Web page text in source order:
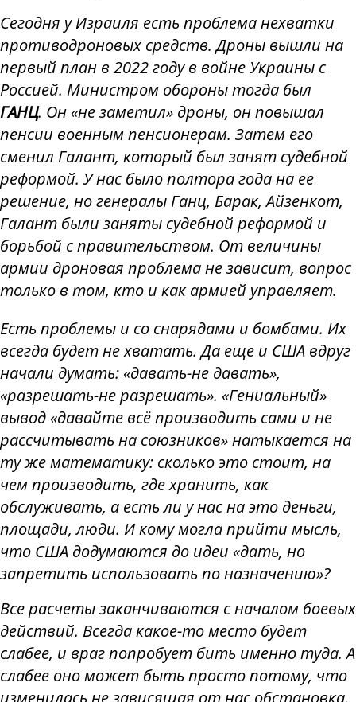
Сегодня у Израиля есть проблема нехватки
противодроновых средств. Дроны вышли на
первый план в 2022 году в войне Украины с
Россией. Министром обороны тогда был
ГАНЦ. Он «не заметил» дроны, он повышал
пенсии военным пенсионерам. Затем его
сменил Галант, который был занят судебной
реформой. У нас было полтора года на ее
решение, но генералы Ганц, Барак, Айзенкот,
Галант были заняты судебной реформой и
борьбой с правительством. От величины
армии дроновая проблема не зависит, вопрос
только в том, кто и как армией управляет.
Есть проблемы и со снарядами и бомбами. Их
всегда будет не хватать. Да еще и США вдруг
начали думать: «давать-не давать»,
«разрешать-не разрешать». «Гениальный»
вывод «давайте всё производить сами и не
рассчитывать на союзников» натыкается на
ту же математику: сколько это стоит, на
чем производить, где хранить, как
обслуживать, а есть ли у нас на это деньги,
площади, люди. И кому могла прийти мысль,
что США додумаются до идеи «дать, но
запретить использовать по назначению»?
Все расчеты заканчиваются с началом боевых
действий. Всегда какое-то место будет
слабее, и враг попробует бить именно туда. А
слабее оно может быть просто потому, что